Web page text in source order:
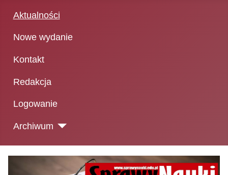
Aktualności
Nowe wydanie
Kontakt
Redakcja
Logowanie
Archiwum